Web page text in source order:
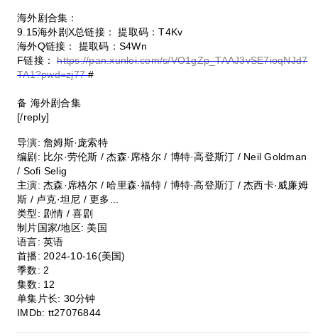
海外剧合集：
9.15海外剧X总链接： 提取码：T4Kv
海外Q链接： 提取码：S4Wn
F链接：https://pan.xunlei.com/s/VO1gZp_TAAJ3vSE7ioqNJd7
TA1?pwd=zj77#
备 海外剧合集
[/reply]
导演: 詹姆斯·庞索特
编剧: 比尔·劳伦斯 / 杰森·席格尔 / 博特·高登斯汀 / Neil Goldman
/ Sofi Selig
主演: 杰森·席格尔 / 哈里森·福特 / 博特·高登斯汀 / 杰西卡·威廉姆
斯 / 卢克·坦尼 / 更多...
类型: 剧情 / 喜剧
制片国家/地区: 美国
语言: 英语
首播: 2024-10-16(美国)
季数: 2
集数: 12
单集片长: 30分钟
IMDb: tt27076844